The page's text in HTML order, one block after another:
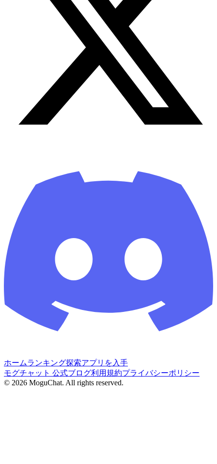
ホームランキング探索アプリを入手
モグチャット 公式ブログ利用規約プライバシーポリシー
© 2026 MoguChat. All rights reserved.